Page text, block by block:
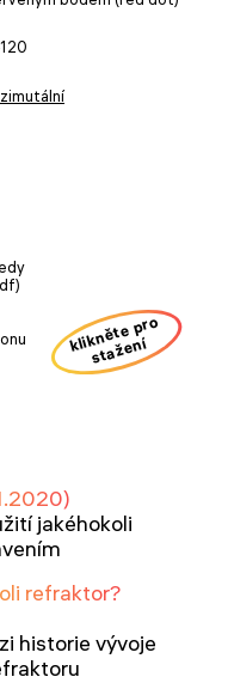
klikněte pro
stažení
jakéhokoli
refraktor?
historie vývoje